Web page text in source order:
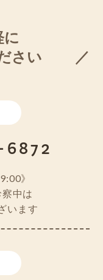
に
さい
》
中は
います